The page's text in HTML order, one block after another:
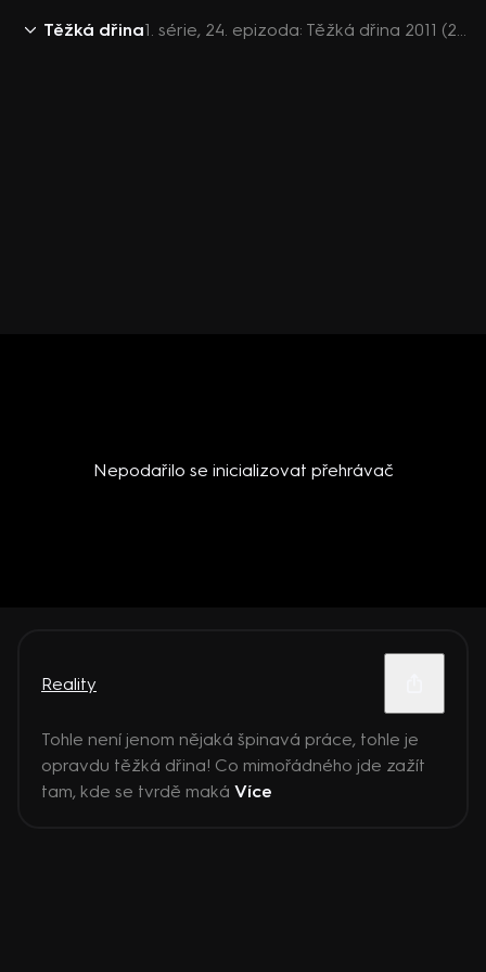
Těžká dřina 1. série, 24. epizoda: Těžká dřina 2011 (24)
Nepodařilo se inicializovat přehrávač
Reality
Tohle není jenom nějaká špinavá práce, tohle je
opravdu těžká dřina! Co mimořádného jde zažít
tam, kde se tvrdě maká Více